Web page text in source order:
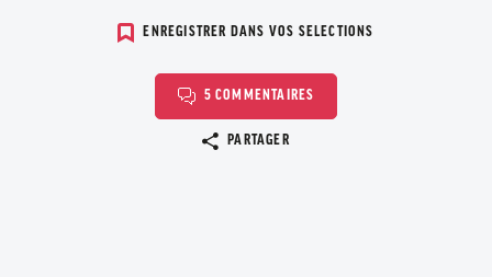
ENREGISTRER DANS VOS SELECTIONS
5 COMMENTAIRES
PARTAGER